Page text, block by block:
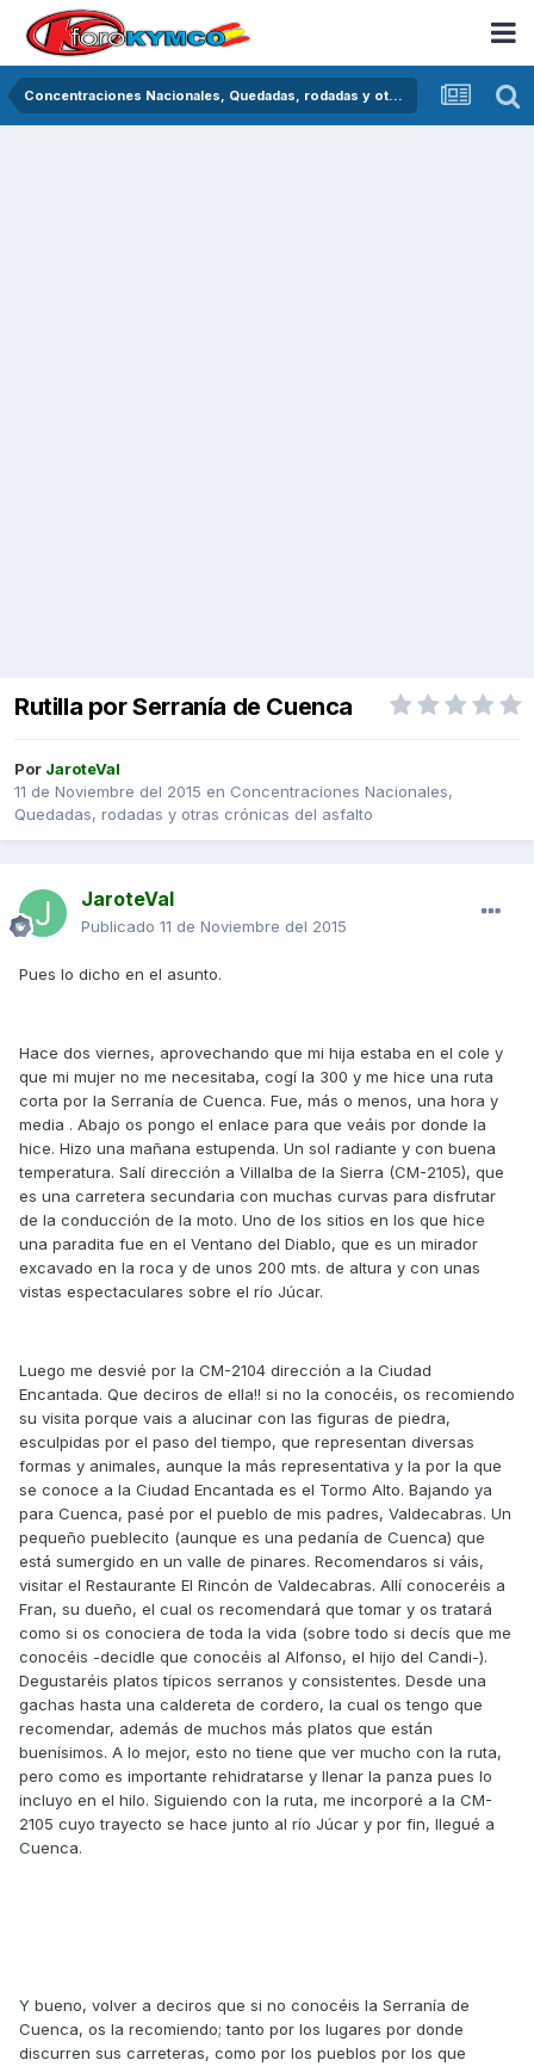
Concentraciones Nacionales, Quedadas, rodadas y otras crónicas del asfalto
Rutilla por Serranía de Cuenca
Por JaroteVal
11 de Noviembre del 2015 en Concentraciones Nacionales,
Quedadas, rodadas y otras crónicas del asfalto
JaroteVal
Publicado 11 de Noviembre del 2015
Pues lo dicho en el asunto.
Hace dos viernes, aprovechando que mi hija estaba en el cole y
que mi mujer no me necesitaba, cogí la 300 y me hice una ruta
corta por la Serranía de Cuenca. Fue, más o menos, una hora y
media . Abajo os pongo el enlace para que veáis por donde la
hice. Hizo una mañana estupenda. Un sol radiante y con buena
temperatura. Salí dirección a Villalba de la Sierra (CM-2105), que
es una carretera secundaria con muchas curvas para disfrutar
de la conducción de la moto. Uno de los sitios en los que hice
una paradita fue en el Ventano del Diablo, que es un mirador
excavado en la roca y de unos 200 mts. de altura y con unas
vistas espectaculares sobre el río Júcar.
Luego me desvié por la CM-2104 dirección a la Ciudad
Encantada. Que deciros de ella!! si no la conocéis, os recomiendo
su visita porque vais a alucinar con las figuras de piedra,
esculpidas por el paso del tiempo, que representan diversas
formas y animales, aunque la más representativa y la por la que
se conoce a la Ciudad Encantada es el Tormo Alto. Bajando ya
para Cuenca, pasé por el pueblo de mis padres, Valdecabras. Un
pequeño pueblecito (aunque es una pedanía de Cuenca) que
está sumergido en un valle de pinares. Recomendaros si váis,
visitar el Restaurante El Rincón de Valdecabras. Allí conoceréis a
Fran, su dueño, el cual os recomendará que tomar y os tratará
como si os conociera de toda la vida (sobre todo si decís que me
conocéis -decidle que conocéis al Alfonso, el hijo del Candi-).
Degustaréis platos típicos serranos y consistentes. Desde una
gachas hasta una caldereta de cordero, la cual os tengo que
recomendar, además de muchos más platos que están
buenísimos. A lo mejor, esto no tiene que ver mucho con la ruta,
pero como es importante rehidratarse y llenar la panza pues lo
incluyo en el hilo. Siguiendo con la ruta, me incorporé a la CM-
2105 cuyo trayecto se hace junto al río Júcar y por fin, llegué a
Cuenca.
Y bueno, volver a deciros que si no conocéis la Serranía de
Cuenca, os la recomiendo; tanto por los lugares por donde
discurren sus carreteras, como por los pueblos por los que